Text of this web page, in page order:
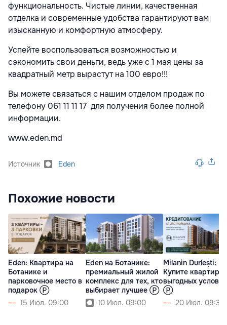
функциональность. Чистые линии, качественная
отделка и современные удобства гарантируют вам
изысканную и комфортную атмосферу.
Успейте воспользоваться возможностью и
сэкономить свои деньги, ведь уже с 1 мая цены за
квадратный метр вырастут на 100 евро!!!
Вы можете связаться с нашим отделом продаж по
телефону 061 11 11 17 для получения более полной
информации.
www.eden.md
Источник Eden
Похожие новости
Eden: Квартира на
Ботанике и
парковочное место в
подарок Ⓟ
15 Июл. 09:00
Eden на Ботанике:
премиальный жилой
комплекс для тех, кто
выбирает лучшее Ⓟ
10 Июл. 09:00
Milanin Durlești:
Купите квартиру
выгодных
Ⓟ
20 Июл. 09:30